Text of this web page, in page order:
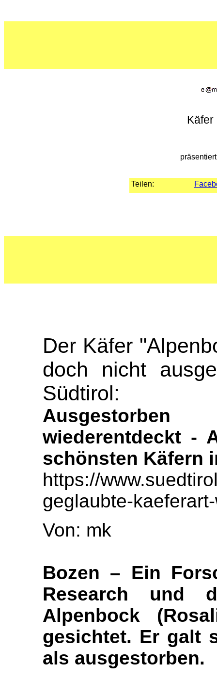
Käfer
Teilen:
Der Käfer
doch nicht
Südtirol:
Ausgestorben
wiederentdeckt -
schönsten Käfern
https://
geglaubte-
Von: mk
Bozen – Ein
Research und
Alpenbock
gesichtet. Er galt
als ausgestorben.